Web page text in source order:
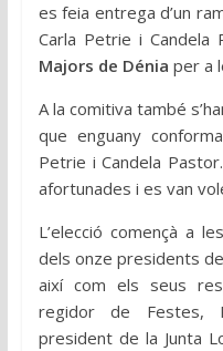
es feia entrega d’un
Carla Petrie i Candela
Majors de Dénia per a
A la comitiva també
que enguany
Petrie i Candela
afortunades i es van
L’elecció començà a
dels onze presidents
així com els seus
regidor de Festes,
president de la Junta